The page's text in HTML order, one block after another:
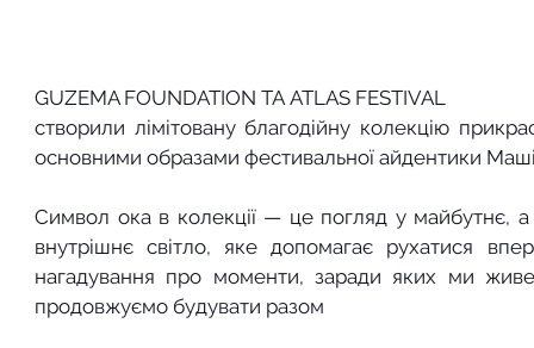
GUZEMA FOUNDATION ТА ATLAS FESTIVAL
створили лімітовану благодійну колекцію
основними образами фестивальної айдентики Маші
Символ ока в колекції — це погляд у майбутнє, а
внутрішнє світло, яке допомагає рухатися
нагадування про моменти, заради яких ми
продовжуємо будувати разом